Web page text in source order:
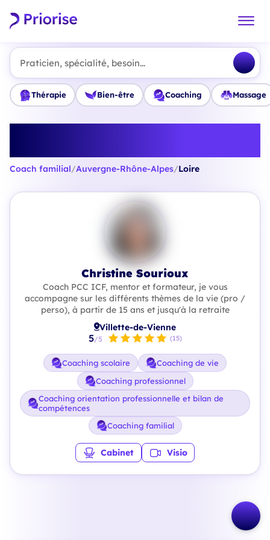
Praticien, spécialité, besoin...
Thérapie Bien-être Coaching Massage
Coach familial/Auvergne-Rhône-Alpes/Loire
Christine Sourioux
Coach PCC ICF, mentor et formateur, je vous
accompagne sur les différents thèmes de la vie (pro /
perso), à partir de 15 ans et jusqu'à la retraite
Villette-de-Vienne
5/5 (15)
Coaching scolaire
Coaching de vie
Coaching professionnel
Coaching orientation professionnelle et bilan de
compétences
Coaching familial
Cabinet Visio